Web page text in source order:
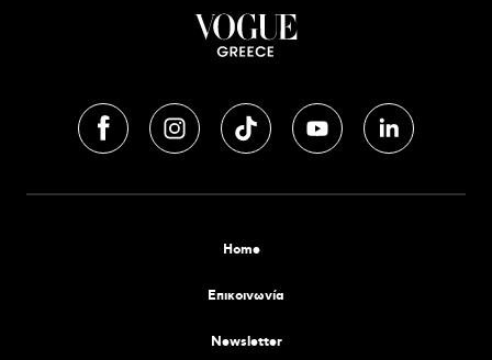
Home
Επικοινωνία
Newsletter